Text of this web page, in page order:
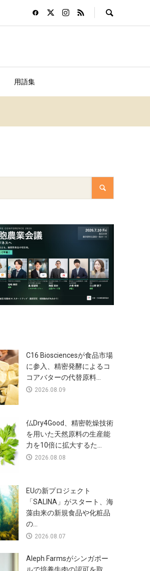
用語集
C16 Biosciencesが食品市場
に参入、精密発酵によるコ
コアバターの代替原料...
2026.08.09
仏Dry4Good、精密乾燥技術
を用いた天然原料の生産能
力を10倍に拡大するた...
2026.08.08
EUの新プロジェクト
「SALINA」がスタート、海
藻由来の新規食品や化粧品
の...
2026.08.07
Aleph Farmsがシンガポー